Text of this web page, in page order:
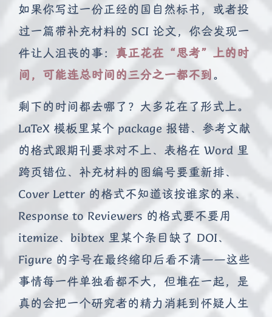
如果你写过一份正经的国自然标书，或者投
过一篇带补充材料的 SCI 论文，你会发现一
件让人沮丧的事： 真正花在“思考”上的时
间，可能连总时间的三分之一都不到。
剩下的时间都去哪了？大多花在了形式上。
LaTeX 模板里某个 package 报错、参考文献
的格式跟期刊要求对不上、表格在 Word 里
跨页错位、补充材料的图编号要重新排、
Cover Letter 的格式不知道该按谁家的来、
Response to Reviewers 的格式要不要用
itemize、bibtex 里某个条目缺了 DOI、
Figure 的字号在最终缩印后看不清——这些
事情每一件单独看都不大，但堆在一起，是
真的会把一个研究者的精力消耗到怀疑人生